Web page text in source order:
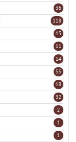
36
118
13
11
14
55
18
32
2
1
1